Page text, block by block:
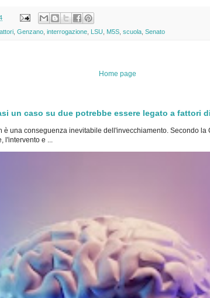
Genzano interrogazione LSU M5S scuola Senato
Home page
un caso su due potrebbe essere legato a fattori
è una conseguenza inevitabile dell'invecchiamento. Secondo la
l'intervento e ...